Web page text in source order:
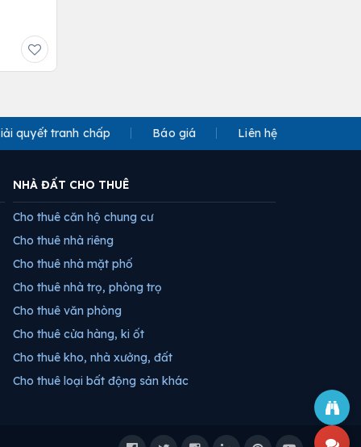
quyết tranh chấp Báo giá Liên hệ
NHÀ ĐẤT CHO THUÊ
Cho thuê căn hộ chung cư
Cho thuê nhà riêng
Cho thuê nhà mặt phố
Cho thuê nhà trọ, phòng trọ
Cho thuê văn phòng
Cho thuê cửa hàng, ki ốt
Cho thuê kho, nhà xưởng, đất
Cho thuê loại bất động sản khác